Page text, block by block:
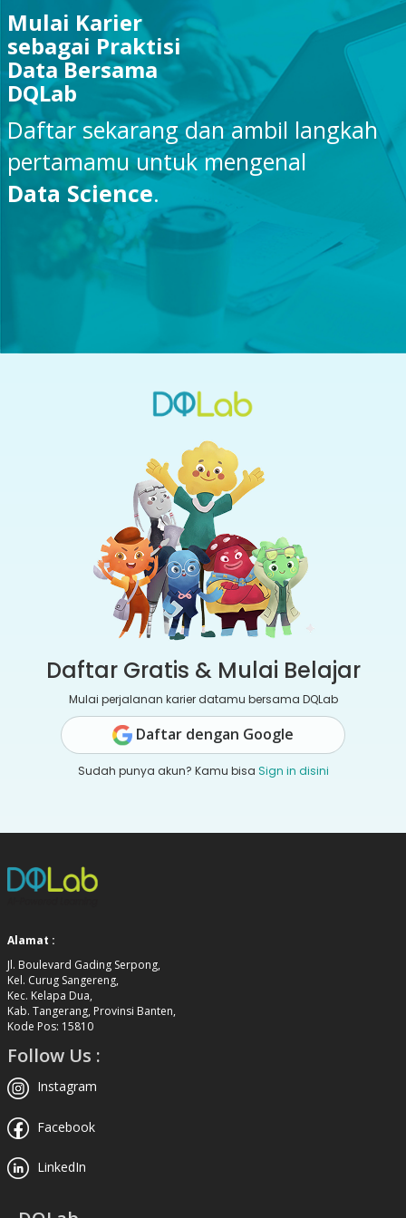
Mulai Karier
sebagai Praktisi
Data Bersama
DQLab
Daftar sekarang dan ambil langkah
pertamamu untuk mengenal
Data Science.
Daftar Gratis & Mulai Belajar
Mulai perjalanan karier datamu bersama DQLab
Daftar dengan Google
Sudah punya akun? Kamu bisa Sign in disini
Alamat :
Jl. Boulevard Gading Serpong,
Kel. Curug Sangereng,
Kec. Kelapa Dua,
Kab. Tangerang, Provinsi Banten,
Kode Pos: 15810
Follow Us :
Instagram
Facebook
LinkedIn